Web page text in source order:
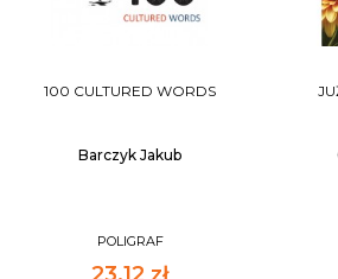
100 CULTURED WORDS
Barczyk Jakub
POLIGRAF